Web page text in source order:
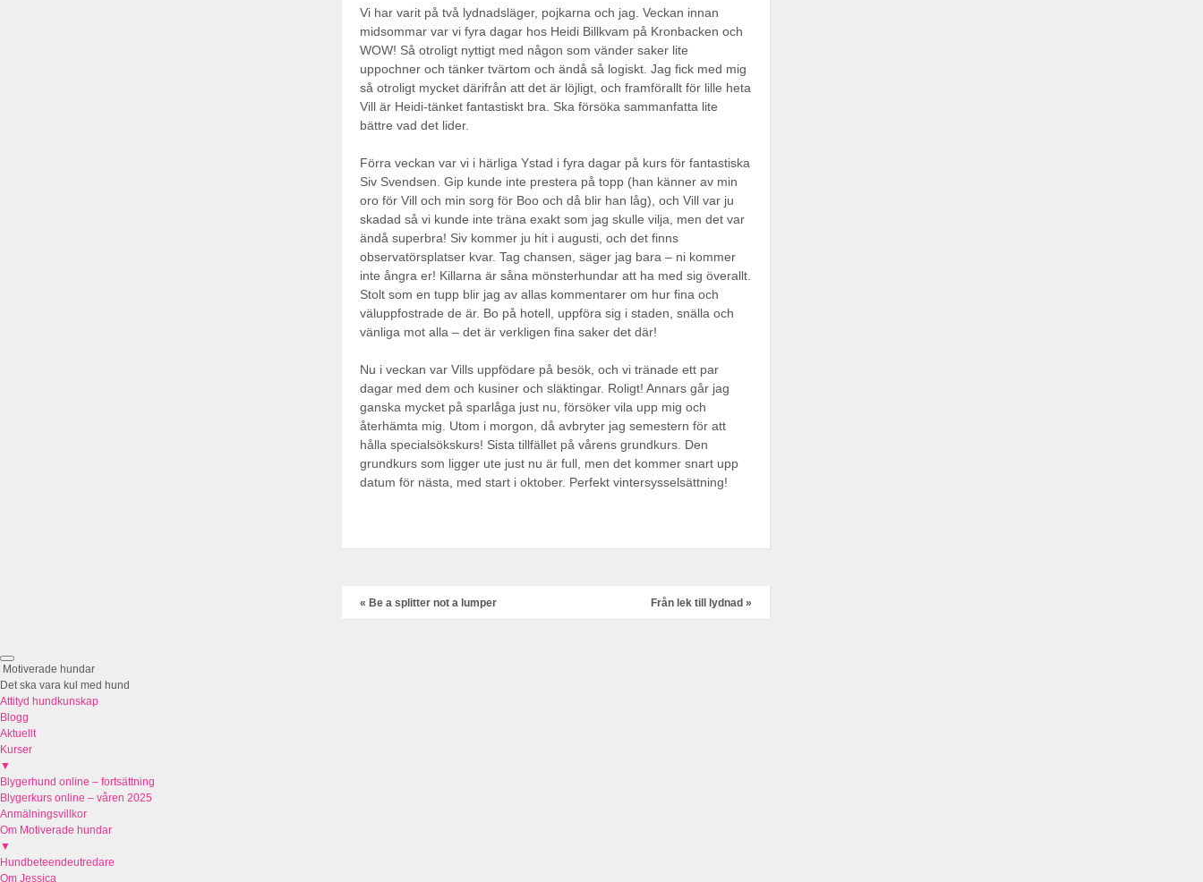
Vi har varit på två lydnadsläger, pojkarna och jag. Veckan innan
midsommar var vi fyra dagar hos Heidi Billkvam på Kronbacken och
WOW! Så otroligt nyttigt med någon som vänder saker lite
uppochner och tänker tvärtom och ändå så logiskt. Jag fick med mig
så otroligt mycket därifrån att det är löjligt, och framförallt för lille heta
Vill är Heidi-tänket fantastiskt bra. Ska försöka sammanfatta lite
bättre vad det lider.
Förra veckan var vi i härliga Ystad i fyra dagar på kurs för fantastiska
Siv Svendsen. Gip kunde inte prestera på topp (han känner av min
oro för Vill och min sorg för Boo och då blir han låg), och Vill var ju
skadad så vi kunde inte träna exakt som jag skulle vilja, men det var
ändå superbra! Siv kommer ju hit i augusti, och det finns
observatörsplatser kvar. Tag chansen, säger jag bara – ni kommer
inte ångra er! Killarna är såna mönsterhundar att ha med sig överallt.
Stolt som en tupp blir jag av allas kommentarer om hur fina och
väluppfostrade de är. Bo på hotell, uppföra sig i staden, snälla och
vänliga mot alla – det är verkligen fina saker det där!
Nu i veckan var Vills uppfödare på besök, och vi tränade ett par
dagar med dem och kusiner och släktingar. Roligt! Annars går jag
ganska mycket på sparlåga just nu, försöker vila upp mig och
återhämta mig. Utom i morgon, då avbryter jag semestern för att
hålla specialsökskurs! Sista tillfället på vårens grundkurs. Den
grundkurs som ligger ute just nu är full, men det kommer snart upp
datum för nästa, med start i oktober. Perfekt vintersysselsättning!
« Be a splitter not a lumper Från lek till lydnad »
Motiverade hundar
Det ska vara kul med hund
Attityd hundkunskap
Blogg
Aktuellt
Kurser
▼
Blygerhund online – fortsättning
Blygerkurs online – våren 2025
Anmälningsvillkor
Om Motiverade hundar
▼
Hundbeteendeutredare
Om Jessica